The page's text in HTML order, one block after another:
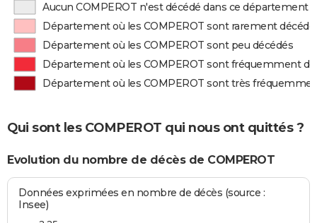
Aucun COMPEROT n'est décédé dans ce département
Département où les COMPEROT sont rarement
Département où les COMPEROT sont peu décédés
Département où les COMPEROT sont fréquemment
Département où les COMPEROT sont très
Qui sont les COMPEROT qui nous ont quittés ?
Evolution du nombre de décès de COMPEROT
Données exprimées en nombre de décès (source :
Insee)